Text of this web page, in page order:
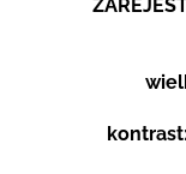
kontrast: